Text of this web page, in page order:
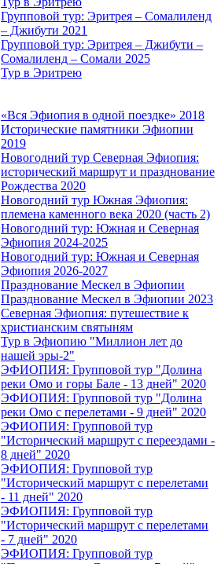
Групповой тур: Эритрея – Cомалиленд
– Джибути 2021
Групповой тур: Эритрея – Джибути –
Сомалиленд – Сомали 2025
Тур в Эритрею
«Вся Эфиопия в одной поездке» 2018
Исторические памятники Эфиопии
2019
Новогодний тур Северная Эфиопия:
исторический маршрут и празднование
Рождества 2020
Новогодний тур Южная Эфиопия:
племена каменного века 2020 (часть 2)
Новогодний тур: Южная и Северная
Эфиопия 2024-2025
Новогодний тур: Южная и Северная
Эфиопия 2026-2027
Празднование Мескел в Эфиопии
Празднование Мескел в Эфиопии 2023
Северная Эфиопия: путешествие к
христианским святыням
Тур в Эфиопию "Миллион лет до
нашей эры-2"
ЭФИОПИЯ: Групповой тур "Долина
реки Омо и горы Бале - 13 дней" 2020
ЭФИОПИЯ: Групповой тур "Долина
реки Омо с перелетами - 9 дней" 2020
ЭФИОПИЯ: Групповой тур
"Исторический маршрут с переездами -
8 дней" 2020
ЭФИОПИЯ: Групповой тур
"Исторический маршрут с перелетами
- 11 дней" 2020
ЭФИОПИЯ: Групповой тур
"Исторический маршрут с перелетами
- 7 дней" 2020
ЭФИОПИЯ: Групповой тур